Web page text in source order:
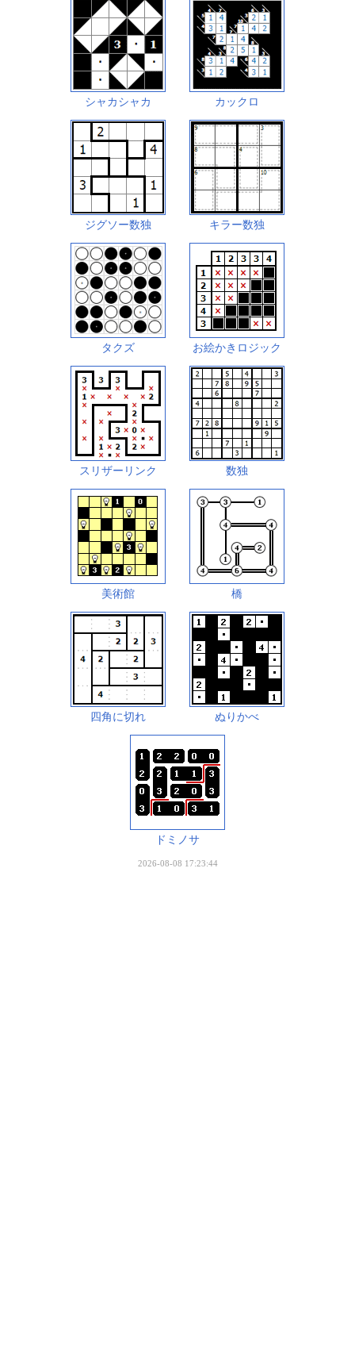
シャカシャカ カックロ
ジグソー数独 キラー数独
タクズ お絵かきロジック
スリザーリンク 数独
美術館 橋
四角に切れ ぬりかべ
ドミノサ
2026-08-08 17:23:44